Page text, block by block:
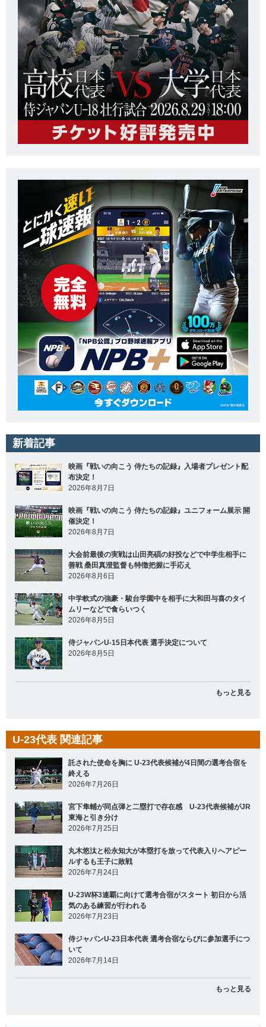
新着記事
映画『戦いの向こう 侍たちの記録』入場者プレゼント配
布決定！
2026年8月7日
映画『戦いの向こう 侍たちの記録』ユニフォーム展示 開
催決定！
2026年8月7日
大会前最後の実戦は山田亮碩の好投などで中学生相手に
善戦 桑田真澄監督も特徴把握に手応え
2026年8月6日
中学軟式の強豪・駿台学園中を相手に大和田与喜のタイ
ムリーなどで食らいつく
2026年8月5日
侍ジャパンU-15日本代表 選手決定について
2026年8月5日
もっと見る
U-23代表 関連記事
託された使命を胸に U-23代表候補が4日間の選考合宿を
終える
2026年7月26日
宮下隼輔が同点弾と二塁打で存在感 U-23代表候補がJR
東海と引き分け
2026年7月25日
丸木悠汰と松永知大が本塁打を放って代表入りへアピー
ルするも王子に敗戦
2026年7月24日
U-23W杯3連覇に向けて選考合宿がスタート 初日から活
気のある練習が行われる
2026年7月23日
侍ジャパンU-23日本代表 選考合宿ならびに参加選手につ
いて
2026年7月14日
もっと見る